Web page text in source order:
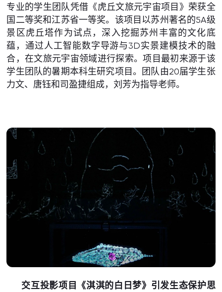
专业的学生团队凭借《虎丘文旅元宇宙项目》荣获全
国二等奖和江苏省一等奖。该项目以苏州著名的5A级
景区虎丘塔作为试点，深入挖掘苏州丰富的文化底
蕴，通过人工智能数字导游与3D实景建模技术的融
合，在文旅元宇宙领域进行探索。项目最初来源于该
学生团队的暑期本科生研究项目。团队由20届学生张
力文、唐钰和司盈捷组成，刘芳为指导老师。
交互投影项目《淇淇的白日梦》引发生态保护思